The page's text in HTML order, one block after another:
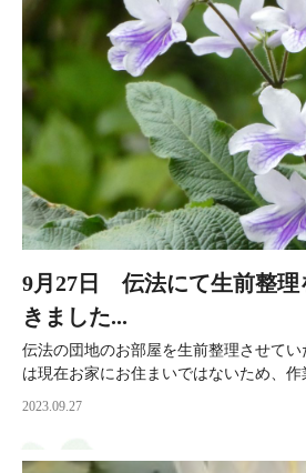
9月27日 伝法にて生前整理
きました...
伝法の団地のお部屋を生前整理させて
は現在お家にお住まいではないため、
2023.09.27